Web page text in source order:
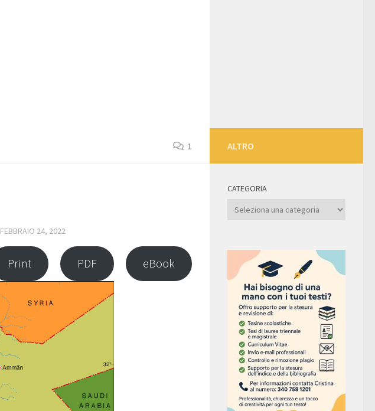
1
FEBBRAIO 24, 2022
Print PDF eBook
ALTRO
CATEGORIA
Categoria